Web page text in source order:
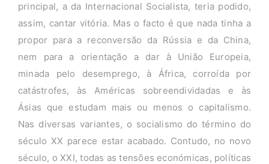
principal, a da Internacional Socialista, teria podido,
assim, cantar vitória. Mas o facto é que nada tinha a
propor para a reconversão da Rússia e da China,
nem para a orientação a dar à União Europeia,
minada pelo desemprego, à África, corroída por
catástrofes, às Américas sobreendividadas e às
Ásias que estudam mais ou menos o capitalismo.
Nas diversas variantes, o socialismo do término do
século XX parece estar acabado. Contudo, no novo
século, o XXI, todas as tensões económicas, políticas